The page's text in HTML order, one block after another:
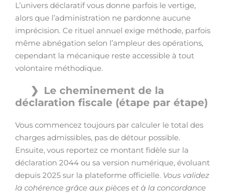
L’univers déclaratif vous donne parfois le vertige,
alors que l’administration ne pardonne aucune
imprécision. Ce rituel annuel exige méthode, parfois
même abnégation selon l’ampleur des opérations,
cependant la mécanique reste accessible à tout
volontaire méthodique.
Le cheminement de la
déclaration fiscale (étape par étape)
Vous commencez toujours par calculer le total des
charges admissibles, pas de détour possible.
Ensuite, vous reportez ce montant fidèle sur la
déclaration 2044 ou sa version numérique, évoluant
depuis 2025 sur la plateforme officielle. Vous validez
la cohérence grâce aux pièces et à la concordance